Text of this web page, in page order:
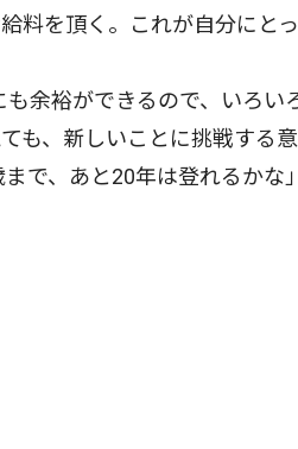
料を頂く。これが自分にとっ
余裕ができるので、いろい
も、新しいことに挑戦する
で、あと20年は登れるか